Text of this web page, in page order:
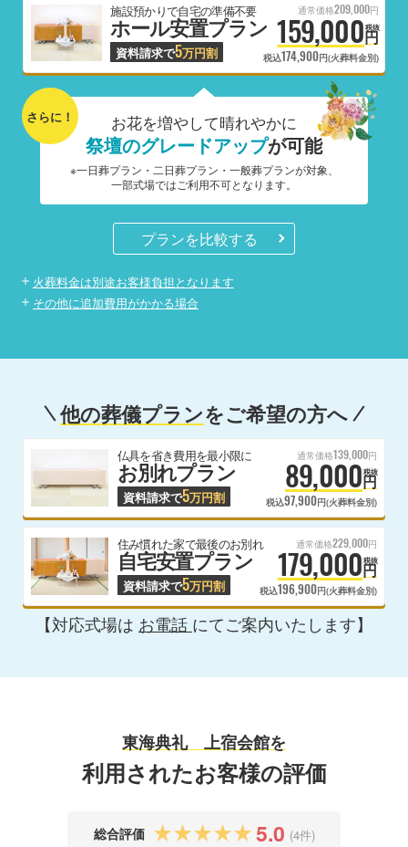
施設預かりで自宅の準備不要
ホール安置プラン
資料請求で5万円割
通常価格209,000円
159,000円
税抜
税込174,900円(火葬料金別)
さらに！ お花を増やして晴れやかに
祭壇のグレードアップが可能
※一日葬プラン・二日葬プラン・一般葬プランが対象、
一部式場ではご利用不可となります。
プランを比較する
火葬料金は別途お客様負担となります
その他に追加費用がかかる場合
他の葬儀プランをご希望の方へ
仏具を省き費用を最小限に
お別れプラン
資料請求で5万円割
通常価格139,000円
89,000円
税抜
税込97,900円(火葬料金別)
住み慣れた家で最後のお別れ
自宅安置プラン
資料請求で5万円割
通常価格229,000円
179,000円
税抜
税込196,900円(火葬料金別)
【対応式場は お電話 にてご案内いたします】
東海典礼 上宿会館を
利用されたお客様の評価
総合評価 5.0 (4件)